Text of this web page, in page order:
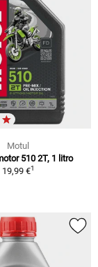
Motul
510 2T, 1 litro
19,99 €1